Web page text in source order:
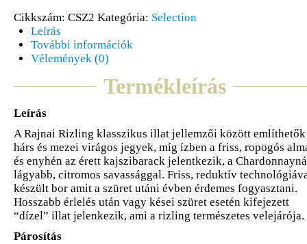
Cikkszám: CSZ2 Kategória: Selection
Leírás
További információk
Vélemények (0)
Termékleírás
Leírás
A Rajnai Rizling klasszikus illat jellemzői között említhetők
hárs és mezei virágos jegyek, míg ízben a friss, ropogós
és enyhén az érett kajszibarack jelentkezik, a
lágyabb, citromos savassággal. Friss, reduktív
készült bor amit a szüret utáni évben érdemes fogyasztani.
Hosszabb érlelés után vagy kései szüret esetén kifejezett
“dízel” illat jelenkezik, ami a rizling természetes velejárója.
Párosítás